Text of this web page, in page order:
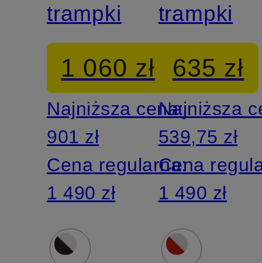
trampki
1 060 zł
Najniższa cena:
901 zł
Cena regularna:
1 490 zł
trampki
635 zł
Najniższa
539,75 zł
Cena
1 490 zł